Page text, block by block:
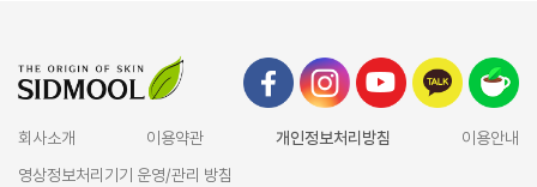
회사소개 이용약관 개인정보처리방침
이용안내
영상정보처리기기 운영/관리 방침